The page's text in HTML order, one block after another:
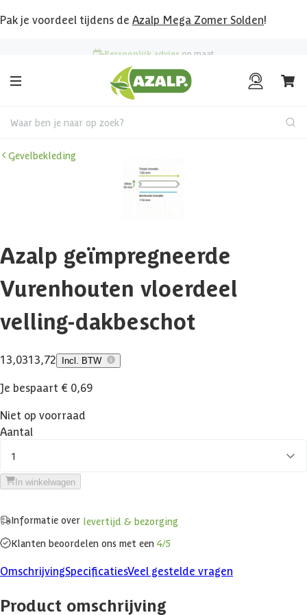
Pak je voordeel tijdens de Azalp Mega Zomer Solden!
Persoonlijk advies op maat
Waar ben je naar op zoek?
Gevelbekleding
Azalp geïmpregneerde
Vurenhouten vloerdeel
velling-dakbeschot
13,0313,72 Incl. BTW
Je bespaart € 0,69
Niet op voorraad
Aantal
1
In winkelwagen
Informatie over levertijd & bezorging
Klanten beoordelen ons met een 4/5
OmschrijvingSpecificatiesVeel gestelde vragen
Product omschrijving